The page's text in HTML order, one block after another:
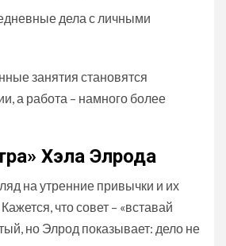
дела с личными
занятия становятся
а работа – намного более
Хэла Элрода
на утренние привычки и их
что совет – «вставай
но Элрод показывает: дело не